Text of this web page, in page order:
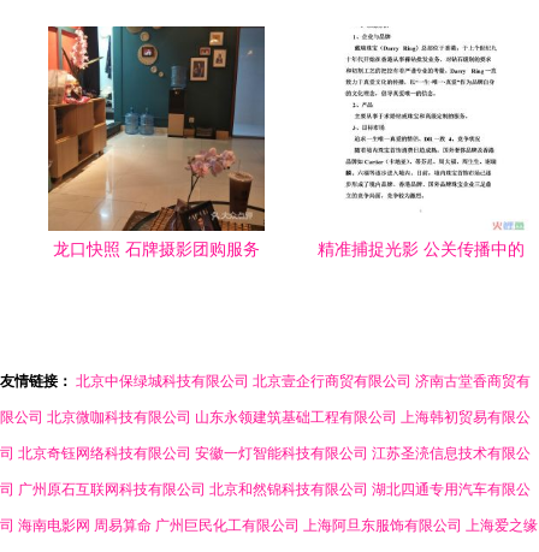
影扩印服务，拓展艺术跨界
新机遇
龙口快照 石牌摄影团购服务
精准捕捉光影 公关传播中的
友情链接： 北京中保绿城科技有限公司 北京壹企行商贸有限公司 济南古堂香商贸有
限公司 北京微咖科技有限公司 山东永领建筑基础工程有限公司 上海韩初贸易有限公
司 北京奇钰网络科技有限公司 安徽一灯智能科技有限公司 江苏圣湸信息技术有限公
司 广州原石互联网科技有限公司 北京和然锦科技有限公司 湖北四通专用汽车有限公
司 海南电影网 周易算命 广州巨民化工有限公司 上海阿旦东服饰有限公司 上海爱之缘